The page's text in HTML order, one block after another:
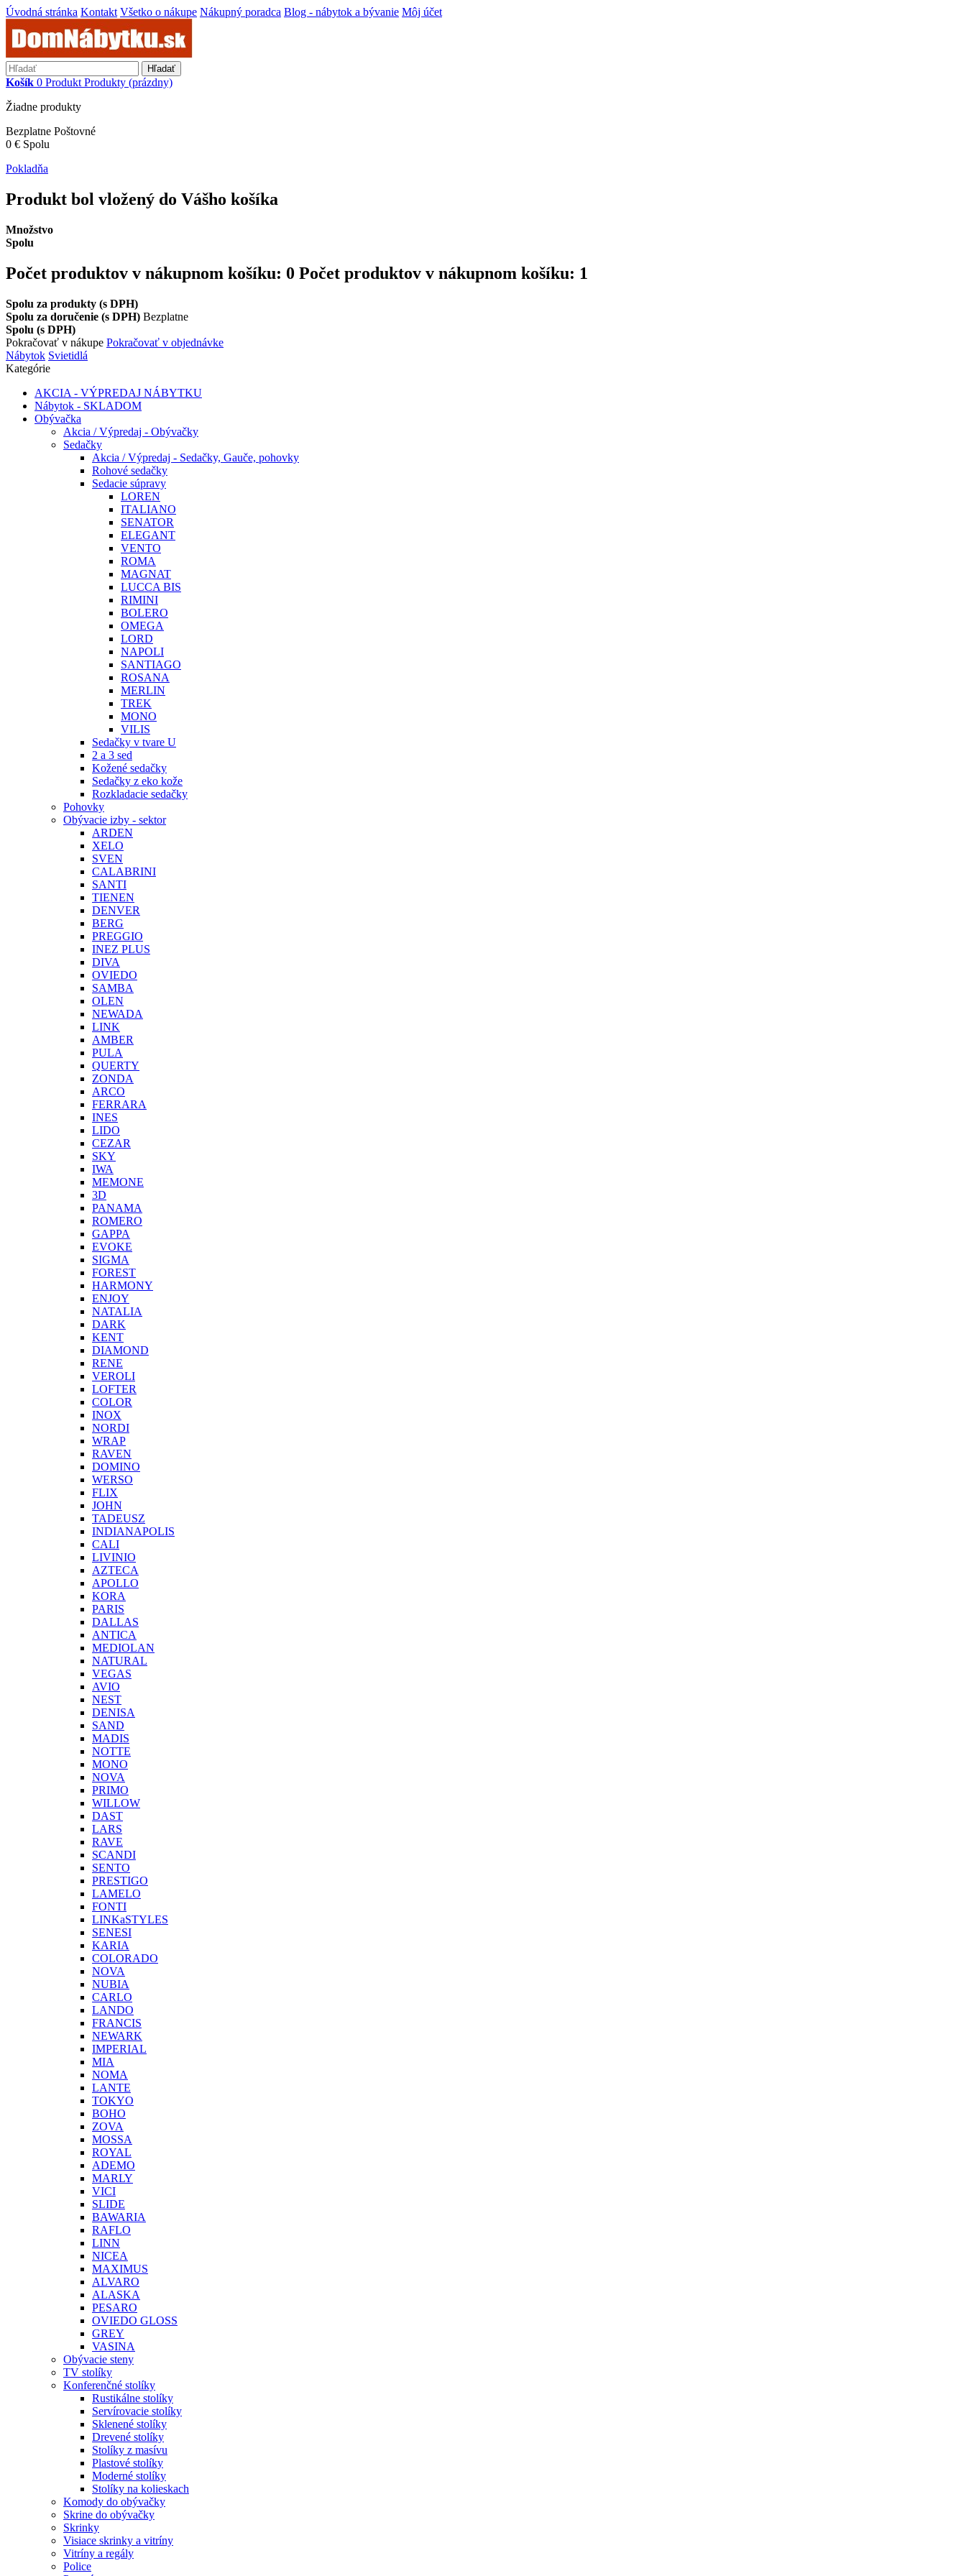
Úvodná stránka Kontakt Všetko o nákupe Nákupný poradca Blog - nábytok a bývanie Môj účet
Hľadať
Košík 0 Produkt Produkty (prázdny)
Žiadne produkty
Bezplatne Poštovné
0 € Spolu
Pokladňa
Produkt bol vložený do Vášho košíka
Množstvo
Spolu
Počet produktov v nákupnom košíku: 0 Počet produktov v nákupnom košíku: 1
Spolu za produkty (s DPH)
Spolu za doručenie (s DPH) Bezplatne
Spolu (s DPH)
Pokračovať v nákupe Pokračovať v objednávke
Nábytok Svietidlá
Kategórie
AKCIA - VÝPREDAJ NÁBYTKU
Nábytok - SKLADOM
Obývačka
Akcia / Výpredaj - Obývačky
Sedačky
Akcia / Výpredaj - Sedačky, Gauče, pohovky
Rohové sedačky
Sedacie súpravy
LOREN
ITALIANO
SENATOR
ELEGANT
VENTO
ROMA
MAGNAT
LUCCA BIS
RIMINI
BOLERO
OMEGA
LORD
NAPOLI
SANTIAGO
ROSANA
MERLIN
TREK
MONO
VILIS
Sedačky v tvare U
2 a 3 sed
Kožené sedačky
Sedačky z eko kože
Rozkladacie sedačky
Pohovky
Obývacie izby - sektor
ARDEN
XELO
SVEN
CALABRINI
SANTI
TIENEN
DENVER
BERG
PREGGIO
INEZ PLUS
DIVA
OVIEDO
SAMBA
OLEN
NEWADA
LINK
AMBER
PULA
QUERTY
ZONDA
ARCO
FERRARA
INES
LIDO
CEZAR
SKY
IWA
MEMONE
3D
PANAMA
ROMERO
GAPPA
EVOKE
SIGMA
FOREST
HARMONY
ENJOY
NATALIA
DARK
KENT
DIAMOND
RENE
VEROLI
LOFTER
COLOR
INOX
NORDI
WRAP
RAVEN
DOMINO
WERSO
FLIX
JOHN
TADEUSZ
INDIANAPOLIS
CALI
LIVINIO
AZTECA
APOLLO
KORA
PARIS
DALLAS
ANTICA
MEDIOLAN
NATURAL
VEGAS
AVIO
NEST
DENISA
SAND
MADIS
NOTTE
MONO
NOVA
PRIMO
WILLOW
DAST
LARS
RAVE
SCANDI
SENTO
PRESTIGO
LAMELO
FONTI
LINKaSTYLES
SENESI
KARIA
COLORADO
NOVA
NUBIA
CARLO
LANDO
FRANCIS
NEWARK
IMPERIAL
MIA
NOMA
LANTE
TOKYO
BOHO
ZOVA
MOSSA
ROYAL
ADEMO
MARLY
VICI
SLIDE
BAWARIA
RAFLO
LINN
NICEA
MAXIMUS
ALVARO
ALASKA
PESARO
OVIEDO GLOSS
GREY
VASINA
Obývacie steny
TV stolíky
Konferenčné stolíky
Rustikálne stolíky
Servírovacie stolíky
Sklenené stolíky
Drevené stolíky
Stolíky z masívu
Plastové stolíky
Moderné stolíky
Stolíky na kolieskach
Komody do obývačky
Skrine do obývačky
Skrinky
Visiace skrinky a vitríny
Vitríny a regály
Police